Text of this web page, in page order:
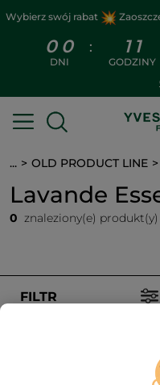
Wybierz swój rabat
0 0
DNI
: 1 1
GODZINY
... OLD PRODUCT LINE
Lavande
0 znaleziony(e) produkt(y)
FILTR